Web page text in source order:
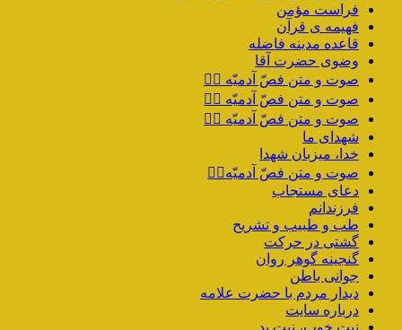
فراست مؤمن
فهیمه ی قرآن
قاعده مدینه فاضله
وضوی حضرت آقا
صوت و متن فصّ آدمیّه ۴️⃣
صوت و متن فصّ آدمیّه ۳️⃣
صوت و متن فصّ آدمیّه ۲️⃣
شهدای ما
خدا، میزبان شهدا
صوت و متن فصّ آدمیّه۱️⃣
دعای مستجاب
فرزندانم
طب و طبیب و تشریح
گشتی در حرکت
گنجینه گوهر روان
جوانی باطن
دیدار مردم با حضرت علامه
درباره سایت
نیت خوب، نیت بد